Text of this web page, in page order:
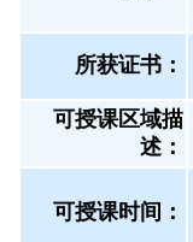
所获证书 ：
可授课区域描
述：
可授课时间：